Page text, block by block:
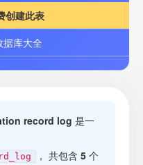
创建此表
库大全
record log 是一
， 共包含 5 个